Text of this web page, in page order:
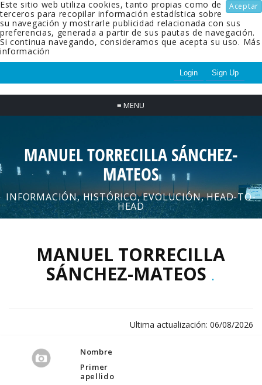
Aceptar
Este sitio web utiliza cookies, tanto propias como de
terceros para recopilar información estadística sobre
su navegación y mostrarle publicidad relacionada con sus
preferencias, generada a partir de sus pautas de navegación.
Si continua navegando, consideramos que acepta su uso. Más
información
Login Sign Up
≡ MENU
MANUEL TORRECILLA SÁNCHEZ-
MATEOS
INFORMACIÓN, HISTÓRICO, EVOLUCIÓN, HEAD-TO-
HEAD
MANUEL TORRECILLA
SÁNCHEZ-MATEOS .
Ultima actualización: 06/08/2026
Nombre
Primer
apellido